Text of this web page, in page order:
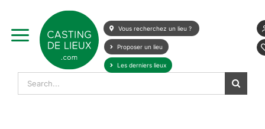
content
Vous recherchez un lieu ?
Proposer un lieu
Les derniers lieux
Search
for: